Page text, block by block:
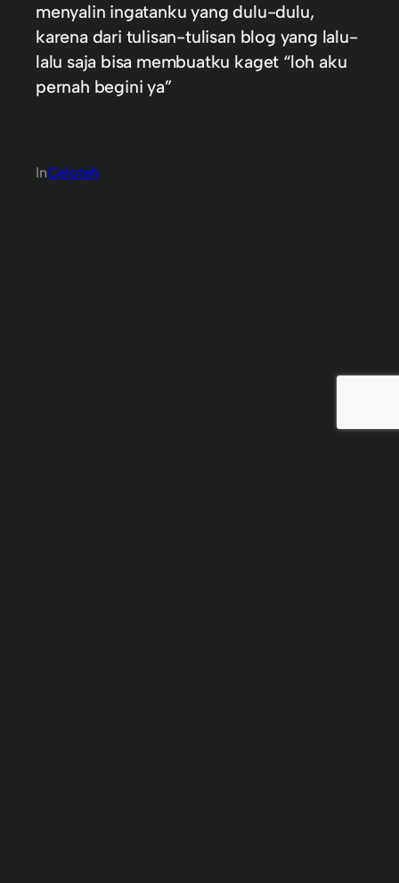
menyalin ingatanku yang dulu-dulu,
karena dari tulisan-tulisan blog yang lalu-
lalu saja bisa membuatku kaget “loh aku
pernah begini ya”
InCeloteh